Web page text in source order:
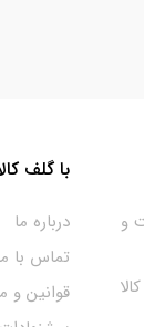
و
با گلف
درباره ما
تماس با
قوانین و